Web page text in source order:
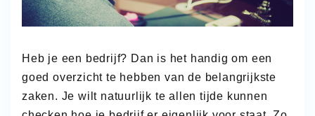
Heb je een bedrijf? Dan is het handig om een
goed overzicht te hebben van de belangrijkste
zaken. Je wilt natuurlijk te allen tijde kunnen